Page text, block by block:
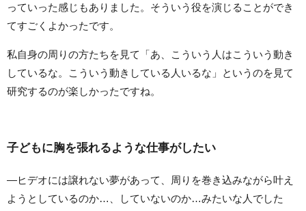
っていった感じもありました。そういう役を演じることができ
てすごくよかったです。
私自身の周りの方たちを見て「あ、こういう人はこういう動き
しているな。こういう動きしている人いるな」というのを見て
研究するのが楽しかったですね。
子どもに胸を張れるような仕事がしたい
—ヒデオには譲れない夢があって、周りを巻き込みながら叶え
ようとしているのか…、していないのか…みたいな人でした